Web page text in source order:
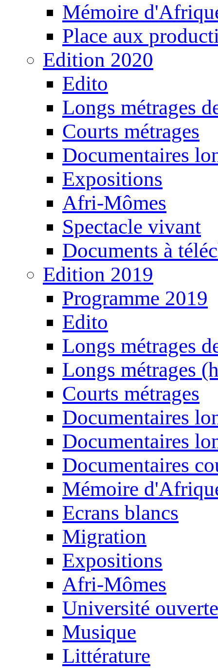
Mémoire
Place aux
Edition 2020
Edito
Longs métrages
Courts métrages
Documentaires
Expositions
Afri-Mômes
Spectacle vivant
Documents à
Edition 2019
Programme 2019
Edito
Longs métrages
Longs métrages
Courts métrages
Documentaires
Documentaires
Documentaires
Mémoire
Ecrans blancs
Migration
Expositions
Afri-Mômes
Université ouverte
Musique
Littérature